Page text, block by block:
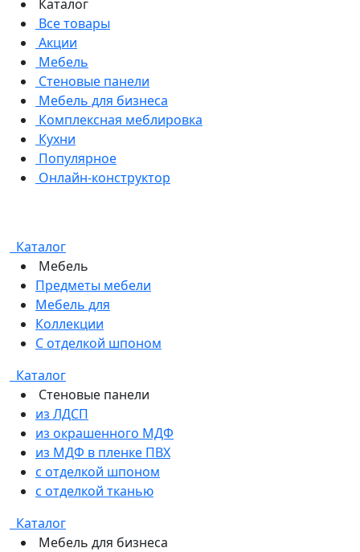
Каталог
Все товары
Акции
Мебель
Стеновые панели
Мебель для бизнеса
Комплексная меблировка
Кухни
Популярное
Онлайн-конструктор
Каталог
Мебель
Предметы мебели
Мебель для
Коллекции
С отделкой шпоном
Каталог
Стеновые панели
из ЛДСП
из окрашенного МДФ
из МДФ в пленке ПВХ
с отделкой шпоном
с отделкой тканью
Каталог
Мебель для бизнеса